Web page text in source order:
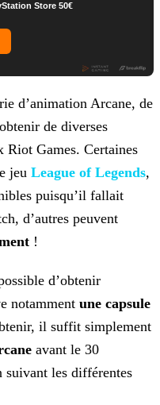
Store 50€
d’animation Arcane, de
de diverses
Riot Games. Certaines
jeu League of Legends,
puisqu’il fallait
d’autres peuvent
!
d’obtenir
notamment une capsule
il suffit simplement
avant le 30
suivant les différentes